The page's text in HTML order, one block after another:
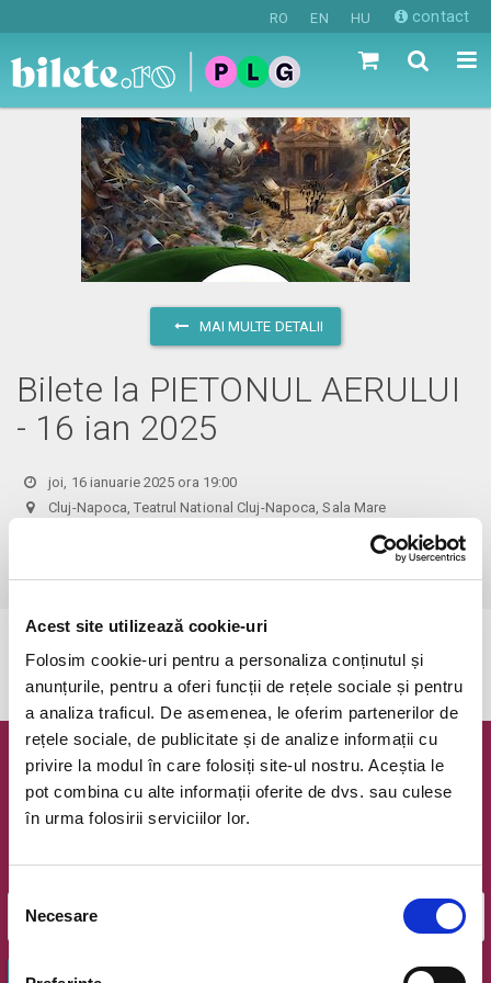
Acest site utilizează cookie-uri
Folosim cookie-uri pentru a personaliza conținutul și
anunțurile, pentru a oferi funcții de rețele sociale și pentru
a analiza traficul. De asemenea, le oferim partenerilor de
rețele sociale, de publicitate și de analize informații cu
privire la modul în care folosiți site-ul nostru. Aceștia le
pot combina cu alte informații oferite de dvs. sau culese
în urma folosirii serviciilor lor.
Selecția
consimțământului
Necesare
RO EN HU contact
MAI MULTE DETALII
Bilete la PIETONUL AERULUI
- 16 ian 2025
joi, 16 ianuarie 2025 ora 19:00
Cluj-Napoca, Teatrul National Cluj-Napoca, Sala Mare
Newsletter @ Bilete.ro
Oferte exclusive si o editie saptamanala cu cele mai noi
OK